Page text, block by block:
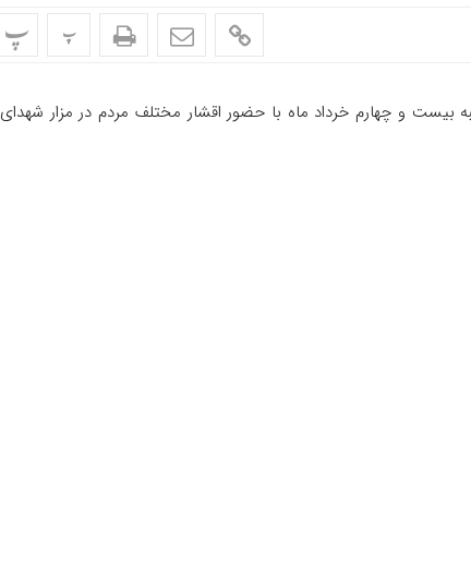
پ پ
بیست و چهارم خرداد ماه با حضور اقشار مختلف مردم در مزار شهدای